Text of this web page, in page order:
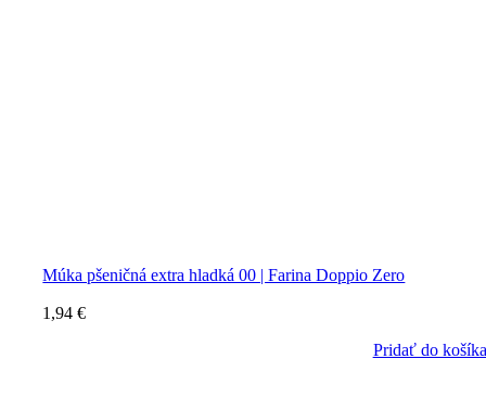
Múka pšeničná extra hladká 00 | Farina Doppio Zero
1,94€
Pridať do košíka